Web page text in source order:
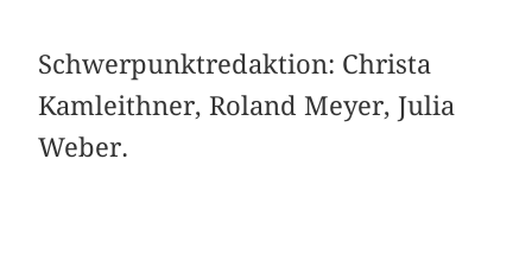
Schwerpunktredaktion: Christa
Kamleithner, Roland Meyer, Julia
Weber.